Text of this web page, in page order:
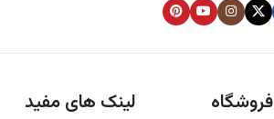
فروشگاه لینک های مفید